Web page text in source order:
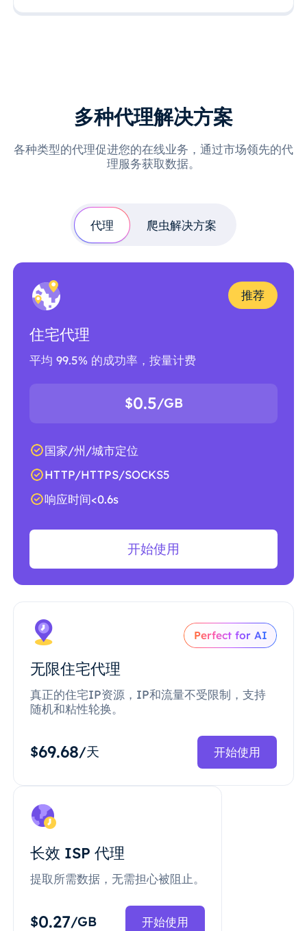
多种代理解决方案
各种类型的代理促进您的在线业务，通过市场领先的代
理服务获取数据。
代理 爬虫解决方案
推荐
住宅代理
平均 99.5% 的成功率，按量计费
$0.5/GB
国家/州/城市定位
HTTP/HTTPS/SOCKS5
响应时间<0.6s
开始使用
Perfect for AI
无限住宅代理
真正的住宅IP资源，IP和流量不受限制，支持
随机和粘性轮换。
$69.68/天 开始使用
长效 ISP 代理
提取所需数据，无需担心被阻止。
$0.27/GB 开始使用